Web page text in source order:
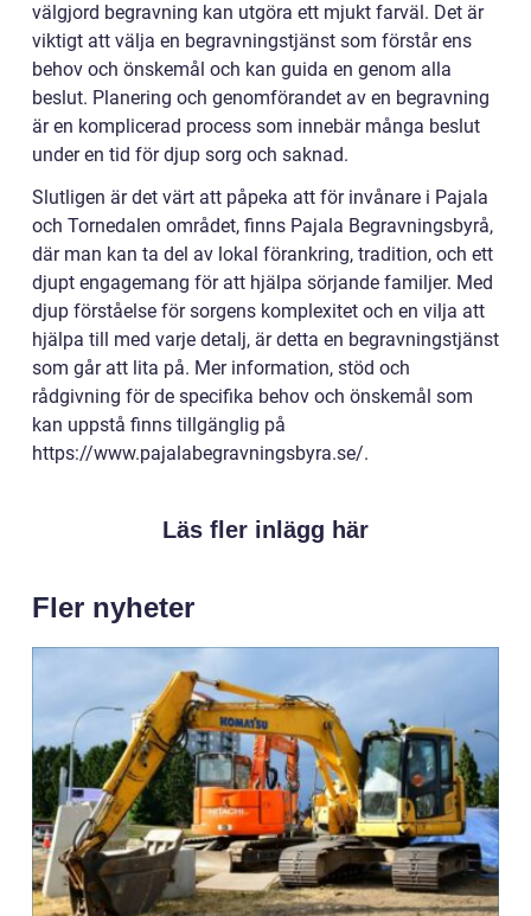
välgjord begravning kan utgöra ett mjukt farväl. Det är
viktigt att välja en begravningstjänst som förstår ens
behov och önskemål och kan guida en genom alla
beslut. Planering och genomförandet av en begravning
är en komplicerad process som innebär många beslut
under en tid för djup sorg och saknad.
Slutligen är det värt att påpeka att för invånare i Pajala
och Tornedalen området, finns Pajala Begravningsbyrå,
där man kan ta del av lokal förankring, tradition, och ett
djupt engagemang för att hjälpa sörjande familjer. Med
djup förståelse för sorgens komplexitet och en vilja att
hjälpa till med varje detalj, är detta en begravningstjänst
som går att lita på. Mer information, stöd och
rådgivning för de specifika behov och önskemål som
kan uppstå finns tillgänglig på
https://www.pajalabegravningsbyra.se/.
Läs fler inlägg här
Fler nyheter